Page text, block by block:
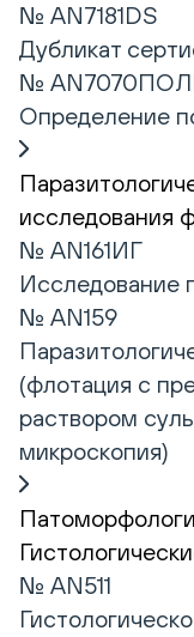
№ AN7181DS
Дубликат
№
Определение
исследования
№ AN161ИГ
Исследование
№ AN159
(флотация с
раствором
микроскопия)
№ AN511